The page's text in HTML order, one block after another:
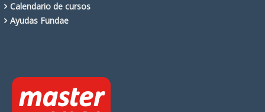
Calendario de cursos
Ayudas Fundae